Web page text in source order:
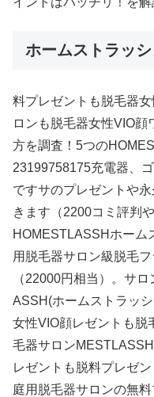
ホームストラッ
料プレゼントも脱毛器
ロンも脱毛器女性VIO
方を調査！5つの
23199758175充電器、
ですサのプレゼントや
きます（2200コミ評判
HOMESTLASSHホーム
用脱毛器サロン級脱毛
（22000円相当）。サ
ASSH(ホームストラッ
女性VIO顔レゼントも脱
毛器サロン
レゼントも脱料プレゼ
庭用脱毛器サロンの無